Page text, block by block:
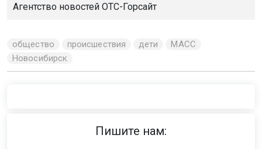
Агентство новостей ОТС-Горсайт
общество происшествия дети
МАСС
Новосибирск
Пишите нам: